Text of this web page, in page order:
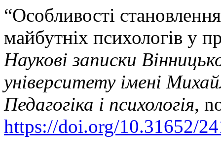
“Особливості
майбутніх психологів у
Наукові записки
університету імені
Педагогіка і психологія,
https://doi.org/10.31652/